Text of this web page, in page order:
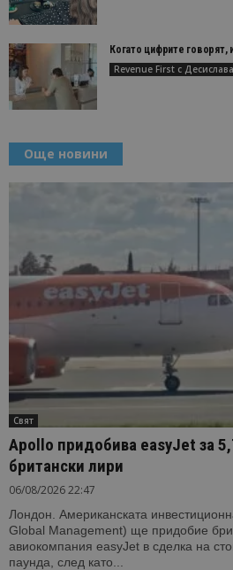
Когато цифрите говорят,
Revenue First с
Още новини
Свят
Apollo придобива easyJet за
британски лири
06/08/2026 22:47
Лондон. Американската
Global Management) ще придобие
авиокомпания easyJet в сделка на
паунда, след като...